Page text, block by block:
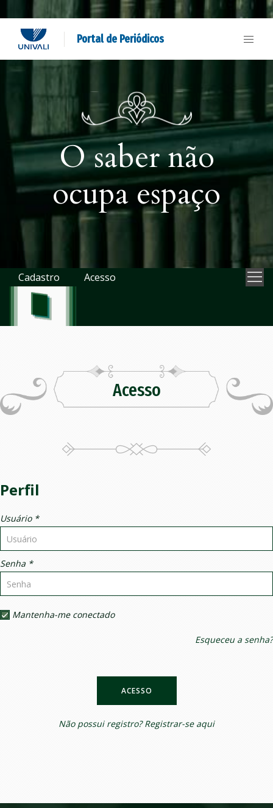
Portal de Periódicos
O saber não
ocupa espaço
Cadastro Acesso
Acesso
Perfil
Usuário *
Senha *
Mantenha-me conectado
Esqueceu a senha?
ACESSO
Não possui registro?Registrar-se aqui